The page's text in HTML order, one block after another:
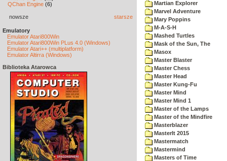
QChan Engine (6)
nowsze starsze
Emulatory
Emulator Atari800Win
Emulator Atari800Win PLus 4.0 (Windows)
Emulator Atari++ (multiplatform)
Emulator Altirra (Windows)
Biblioteka Atarowca
Martian Explorer
Marvel Adventure
Mary Poppins
M-A-S-H
Mashed Turtles
Mask of the Sun, The
Masox
Master Blaster
Master Chess
Master Head
Master Kung-Fu
Master Mind
Master Mind 1
Master of the Lamps
Master of the Mindfire
Masterblazer
MasterIt 2015
Mastermatch
Mastermind
Masters of Time